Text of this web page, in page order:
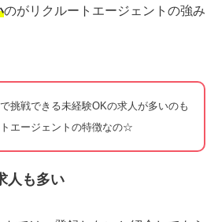
のがリクルートエージェントの強み
挑戦できる未経験OKの求人が多いのも
トエージェントの特徴なの☆
人も多い